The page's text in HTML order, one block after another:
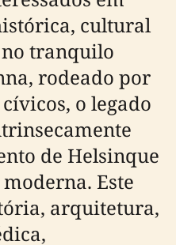
cultural
tranquilo
rodeado por
o legado
de Helsinque
Este
arquitetura,